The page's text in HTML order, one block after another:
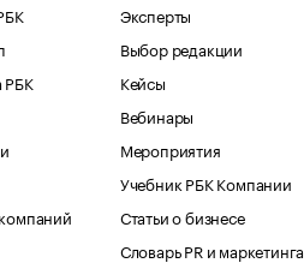
РБК
Эксперты
Выбор редакции
Кейсы
Вебинары
Мероприятия
Учебник РБК Компании
Статьи о бизнесе
Словарь PR и маркетинга